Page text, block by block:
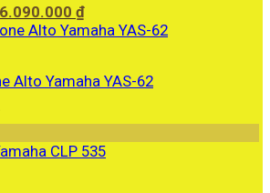
Giá
gốc
6.090.000₫Giá
hiện
6.090.000 ₫.
Alto Yamaha YAS-62